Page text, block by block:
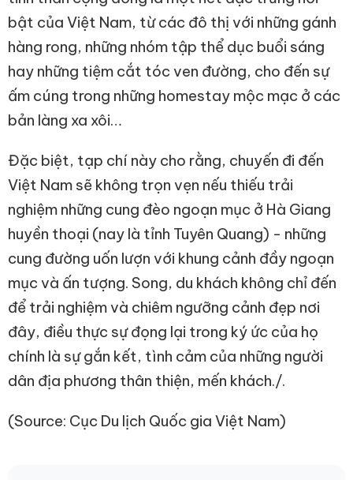
bật của Việt Nam, từ các đô thị với những gánh
hàng rong, những nhóm tập thể dục buổi sáng
hay những tiệm cắt tóc ven đường, cho đến sự
ấm cúng trong những homestay mộc mạc ở các
bản làng xa xôi…
Đặc biệt, tạp chí này cho rằng, chuyến đi đến
Việt Nam sẽ không trọn vẹn nếu thiếu trải
nghiệm những cung đèo ngoạn mục ở Hà Giang
huyền thoại (nay là tỉnh Tuyên Quang) - những
cung đường uốn lượn với khung cảnh đầy ngoạn
mục và ấn tượng. Song, du khách không chỉ đến
để trải nghiệm và chiêm ngưỡng cảnh đẹp nơi
đây, điều thực sự đọng lại trong ký ức của họ
chính là sự gắn kết, tình cảm của những người
dân địa phương thân thiện, mến khách./.
(Source: Cục Du lịch Quốc gia Việt Nam)